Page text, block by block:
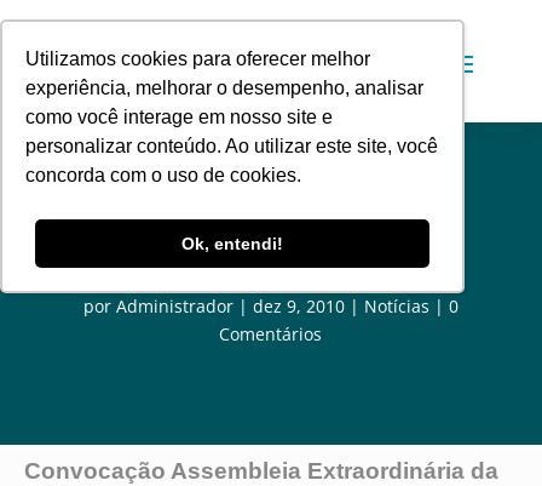
Utilizamos cookies para oferecer melhor
experiência, melhorar o desempenho, analisar
como você interage em nosso site e
personalizar conteúdo. Ao utilizar este site, você
concorda com o uso de cookies.
Ok, entendi!
Convocação Assembleia
Extraordinária da CBSM
por Administrador dez 9, 2010 Notícias
0
Comentários
Convocação Assembleia Extraordinária da